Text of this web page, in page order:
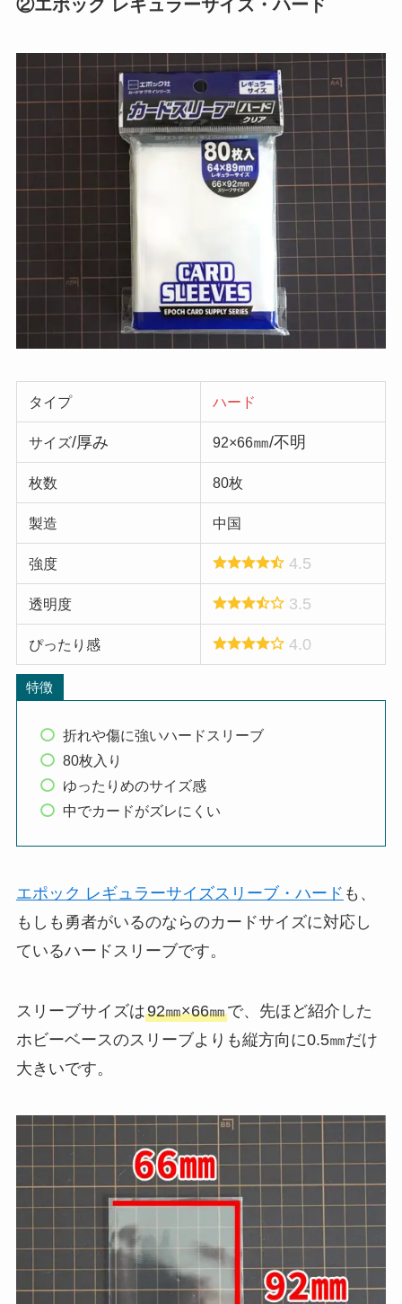
②エポック レギュラーサイズ・ハード
タイプ ハード
サイズ/厚み 92×66㎜/不明
枚数 80枚
製造 中国
強度 4.5
透明度 3.5
ぴったり感 4.0
特徴
折れや傷に強いハードスリーブ
80枚入り
ゆったりめのサイズ感
中でカードがズレにくい
エポック レギュラーサイズスリーブ・ハード も、
もしも勇者がいるのならのカードサイズに対応し
ているハードスリーブです。
スリーブサイズは92㎜×66㎜で、先ほど紹介した
ホビーベースのスリーブよりも縦方向に0.5㎜だけ
大きいです。